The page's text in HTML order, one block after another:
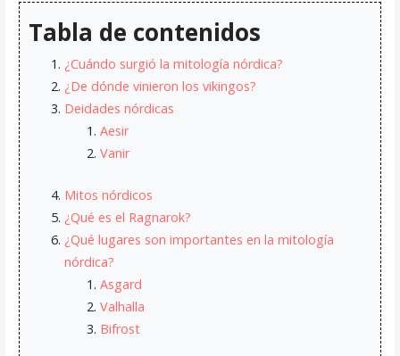
Tabla de contenidos
¿Cuándo surgió la mitología nórdica?
¿De dónde vinieron los vikingos?
Deidades nórdicas
Aesir
Vanir
Mitos nórdicos
¿Qué es el Ragnarok?
¿Qué lugares son importantes en la mitología
nórdica?
Asgard
Valhalla
Bifrost